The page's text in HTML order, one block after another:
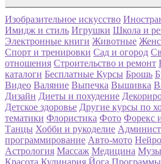
Изобразительное искусство
Имидж и стиль Игрушки Школа и
Электронные книги Животные
Спорт и тренировки Сад и огород
отношения Строительство и ремонт
каталоги Бесплатные Курсы Брошь
Видео Валяние Выпечка Вышивка
Дизайн Диеты и похудение
Детское здоровье Другие курсы по
тематики Флористика Фото Форекс
Танцы Хобби и рукоделие
программирование Авто-мото
Астрология Массаж Медицина
Красота Кулинария Йога Программы